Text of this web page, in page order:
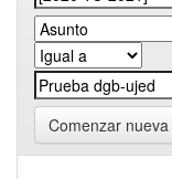
Comenzar